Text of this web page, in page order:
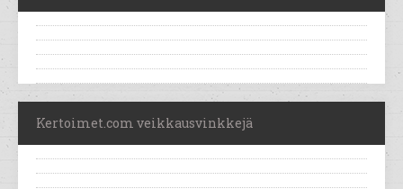
Kertoimet.com veikkausvinkkejä